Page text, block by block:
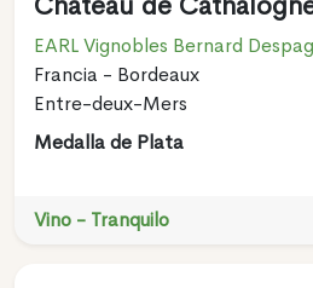
EARL Vignobles Bernard
Francia - Bordeaux
Entre-deux-Mers
Medalla de Plata
Vino - Tranquilo